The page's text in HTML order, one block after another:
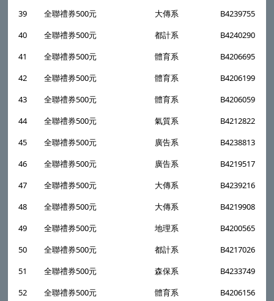
39
全聯禮券500元 大傳系
B4239755
40
全聯禮券500元 都計系
B4240290
41
全聯禮券500元 體育系
B4206695
42
全聯禮券500元 體育系
B4206199
43
全聯禮券500元 體育系
B4206059
44
全聯禮券500元 氣質系
B4212822
45
全聯禮券500元 廣告系
B4238813
46
全聯禮券500元 廣告系
B4219517
47
全聯禮券500元 大傳系
B4239216
48
全聯禮券500元 大傳系
B4219908
49
全聯禮券500元 地理系
B4200565
50
全聯禮券500元 都計系
B4217026
51
全聯禮券500元 森保系
B4233749
52
全聯禮券500元 體育系
B4206156